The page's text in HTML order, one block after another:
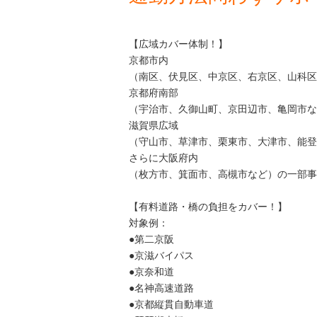
【広域カバー体制！】
京都市内
（南区、伏見区、中京区、右京区、山科
京都府南部
（宇治市、久御山町、京田辺市、亀岡市
滋賀県広域
（守山市、草津市、栗東市、大津市、能
さらに大阪府内
（枚方市、箕面市、高槻市など）の一部
【有料道路・橋の負担をカバー！】
対象例：
●第二京阪
●京滋バイパス
●京奈和道
●名神高速道路
●京都縦貫自動車道